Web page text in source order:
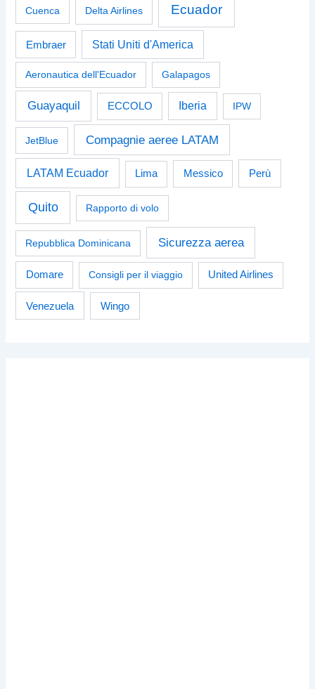
Cuenca Delta Airlines Ecuador
Embraer Stati Uniti d'America
Aeronautica dell'Ecuador Galapagos
Guayaquil ECCOLO Iberia IPW
JetBlue Compagnie aeree LATAM
LATAM Ecuador Lima Messico Perù
Quito Rapporto di volo
Repubblica Dominicana Sicurezza aerea
Domare Consigli per il viaggio United Airlines
Venezuela Wingo